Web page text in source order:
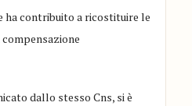
ha contribuito a ricostituire le
dallo stesso Cns, si è